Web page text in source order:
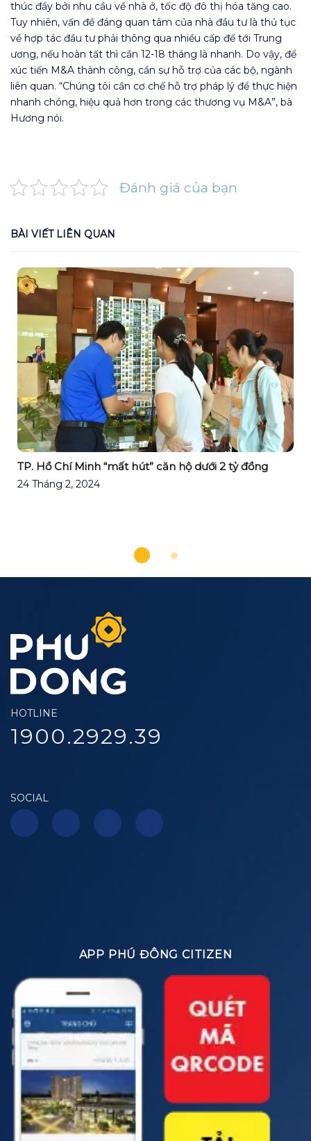
thúc đẩy bởi nhu cầu về nhà ở, tốc độ đô thị hóa tăng cao.
Tuy nhiên, vấn đề đáng quan tâm của nhà đầu tư là thủ tục
về hợp tác đầu tư phải thông qua nhiều cấp để tới Trung
ương, nếu hoàn tất thì cần 12-18 tháng là nhanh. Do vậy, để
xúc tiến M&A thành công, cần sự hỗ trợ của các bộ, ngành
liên quan. “Chúng tôi cần cơ chế hỗ trợ pháp lý để thực hiện
nhanh chóng, hiệu quả hơn trong các thương vụ M&A”, bà
Hương nói.
Đánh giá của bạn
BÀI VIẾT LIÊN QUAN
TP. Hồ Chí Minh “mất hút” căn hộ dưới 2 tỷ đồng
24 Tháng 2, 2024
HOTLINE
1900.2929.39
SOCIAL
APP PHÚ ĐÔNG CITIZEN